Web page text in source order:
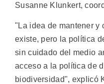
Susanne Klunkert,
"La idea de mantener y
existe, pero la política
sin cuidado del medio
acceso a la política de
biodiversidad", explicó